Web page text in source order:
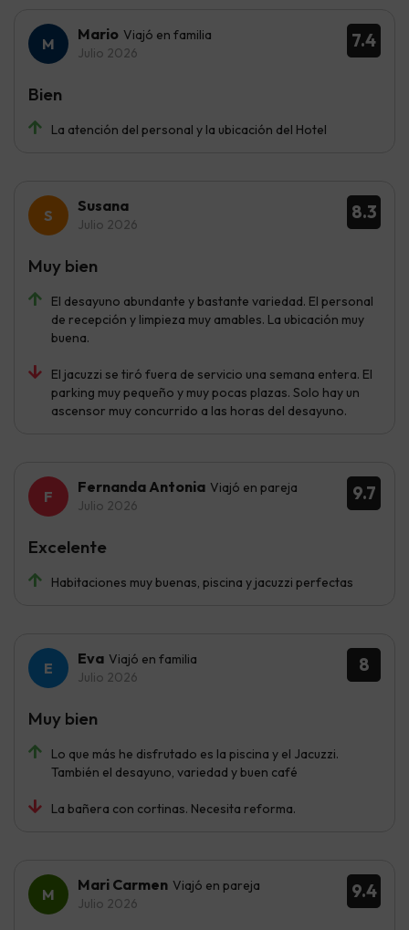
7.4
Mario Viajó en familia
Julio 2026
La atención del personal y la ubicación del Hotel
Bien
8.3
Susana
Julio 2026
El desayuno abundante y bastante variedad. El personal
de recepción y limpieza muy amables. La ubicación muy
buena.
El jacuzzi se tiró fuera de servicio una semana entera. El
parking muy pequeño y muy pocas plazas. Solo hay un
ascensor muy concurrido a las horas del desayuno.
Muy bien
9.7
Fernanda Antonia Viajó en pareja
Julio 2026
Habitaciones muy buenas, piscina y jacuzzi perfectas
Excelente
8
Eva Viajó en familia
Julio 2026
Lo que más he disfrutado es la piscina y el Jacuzzi.
También el desayuno, variedad y buen café
La bañera con cortinas. Necesita reforma.
Muy bien
9.4
Mari Carmen Viajó en pareja
Julio 2026